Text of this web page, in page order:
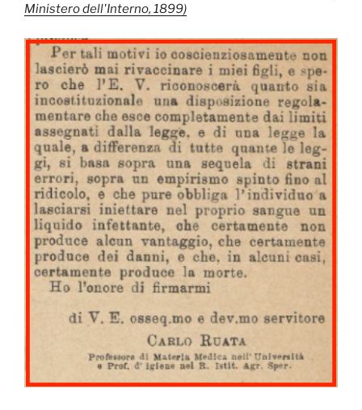
Ministero dell'Interno, 1899)